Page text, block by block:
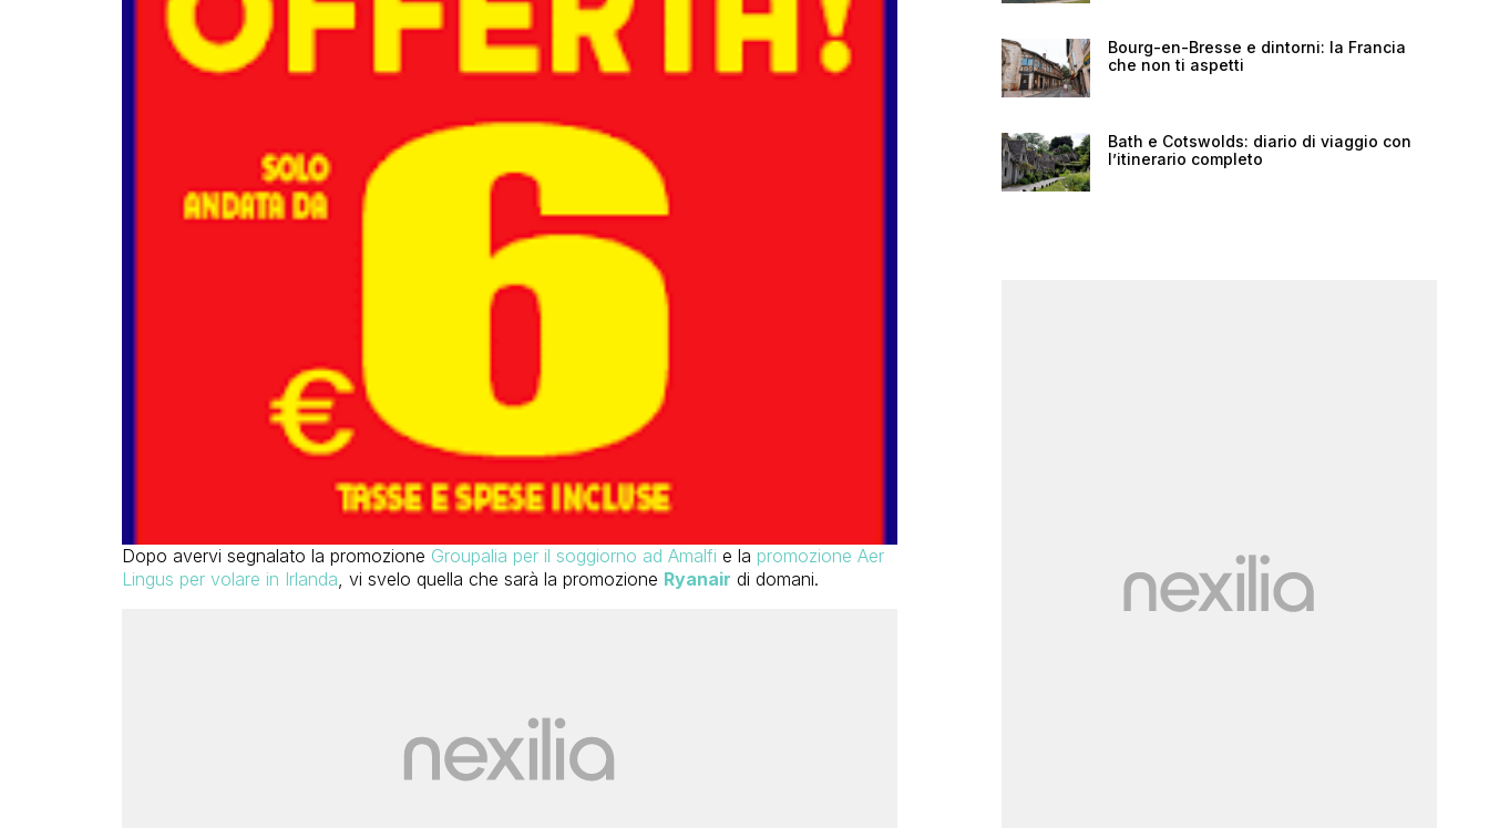
Dopo avervi segnalato la promozione Groupalia per il soggiorno ad Amalfi e la promozione Aer
Lingus per volare in Irlanda , vi svelo quella che sarà la promozione Ryanair di domani.
Bourg-en-Bresse e dintorni: la Francia
che non ti aspetti
Bath e Cotswolds: diario di viaggio con
l’itinerario completo